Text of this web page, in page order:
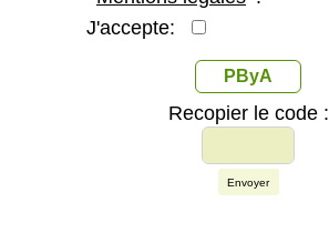
J'accepte:
PByA
Recopier le code :
Envoyer